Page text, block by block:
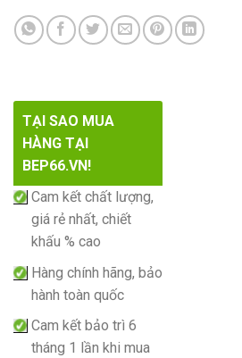
TẠI SAO MUA
HÀNG TẠI
BEP66.VN!
Cam kết chất lượng,
giá rẻ nhất, chiết
khấu % cao
Hàng chính hãng, bảo
hành toàn quốc
Cam kết bảo trì 6
tháng 1 lần khi mua